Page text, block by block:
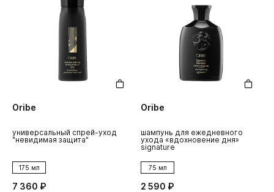
Oribe
универсальный спрей-уход
"невидимая защита"
175 мл
7 360 ₽
Oribe
шампунь для ежедневного
ухода «вдохновение дня»
signature
75 мл
2 590 ₽